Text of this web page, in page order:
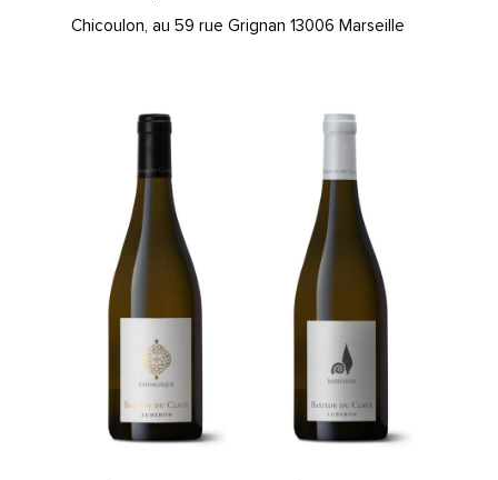
Chicoulon, au 59 rue Grignan 13006 Marseille